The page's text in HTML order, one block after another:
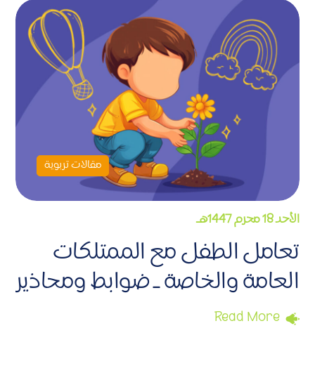
مقالات تربوية
الأحد 18 محرم 1447هـ
تعامل الطفل مع الممتلكات
العامة والخاصة ـ ضوابط ومحاذير
Read More